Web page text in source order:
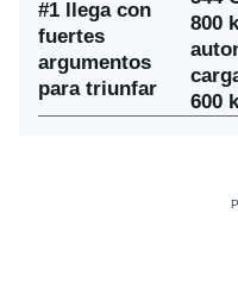
#1 llega con
fuertes
argumentos
para triunfar
800
600